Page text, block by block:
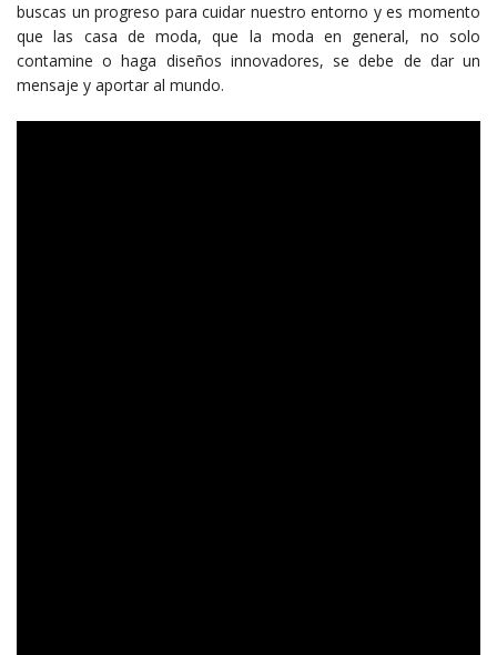
buscas un progreso para cuidar nuestro entorno y es momento
que las casa de moda, que la moda en general, no solo
contamine o haga diseños innovadores, se debe de dar un
mensaje y aportar al mundo.